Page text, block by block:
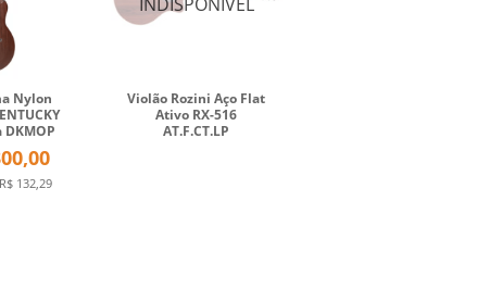
Nylon
DKMOP
R$ 132,29
Violão Rozini Aço Flat
Ativo RX-516
AT.F.CT.LP